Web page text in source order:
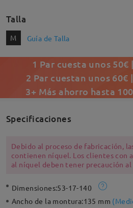
Talla
M Guía de Talla
1 Par cuesta unos 50€
2 Par cuestan unos 60€
3+ Más ahorro hasta
Specificaciones
Debido al proceso de fabricación,
contienen níquel. Los clientes con
al níquel deben tener precaución al
Dimensiones:53-17-140
Ancho de la montura:135 mm (